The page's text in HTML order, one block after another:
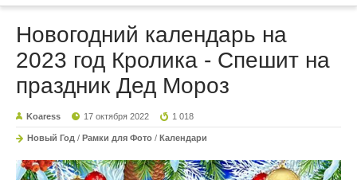
Новогодний календарь на
2023 год Кролика - Спешит на
праздник Дед Мороз
Koaress 17 октября 2022 1 018
Новый Год / Рамки для Фото / Календари